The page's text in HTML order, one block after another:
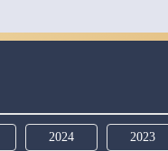
2024 2023